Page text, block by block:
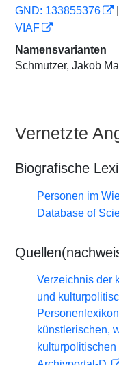
GND: 133855376
VIAF
Namensvarianten
Schmutzer, Jakob
Vernetzte
Biografische
Personen im
Database of
Verzeichnis der
und
künstlerischen,